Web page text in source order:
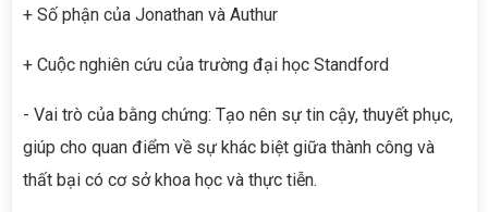
+ Số phận của Jonathan và Authur
+ Cuộc nghiên cứu của trường đại học Standford
- Vai trò của bằng chứng: Tạo nên sự tin cậy, thuyết phục,
giúp cho quan điểm về sự khác biệt giữa thành công và
thất bại có cơ sở khoa học và thực tiễn.